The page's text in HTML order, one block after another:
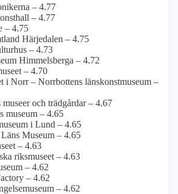
– 4.77
– 4.77
– 4.75
Härjedalen – 4.75
– 4.73
Himmelsberga – 4.72
– 4.70
i Norr – Norrbottens länskonst­museum –
och trädgårdar – 4.67
museum – 4.65
i Lund – 4.65
Museum – 4.65
– 4.63
riksmuseet – 4.63
– 4.62
– 4.62
– 4.62